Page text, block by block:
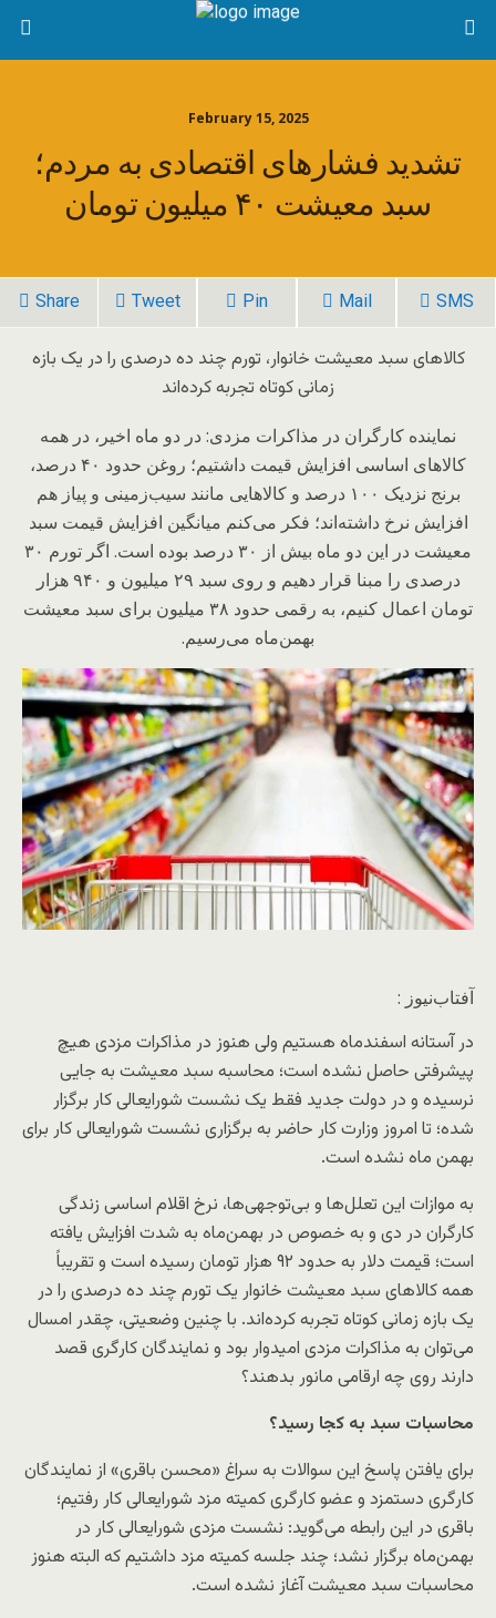
February 15, 2025
تشدید فشار‌های اقتصادی به مردم؛
سبد معیشت ۴۰ میلیون تومان
Share Tweet Pin Mail SMS
کالا‌های سبد معیشت خانوار، تورم چند ده درصدی را در یک بازه
زمانی کوتاه تجربه کرده‌اند
نماینده کارگران در مذاکرات مزدی: در دو ماه اخیر، در همه
کالا‌های اساسی افزایش قیمت داشتیم؛ روغن حدود ۴۰ درصد،
برنج نزدیک ۱۰۰ درصد و کالا‌هایی مانند سیب‌زمینی و پیاز هم
افزایش نرخ داشته‌اند؛ فکر می‌کنم میانگین افزایش قیمت سبد
معیشت در این دو ماه بیش از ۳۰ درصد بوده است. اگر تورم ۳۰
درصدی را مبنا قرار دهیم و روی سبد ۲۹ میلیون و ۹۴۰ هزار
تومان اعمال کنیم، به رقمی حدود ۳۸ میلیون برای سبد معیشت
بهمن‌ماه می‌رسیم.
آفتاب‌‌نیوز :
در آستانه اسفندماه هستیم ولی هنوز در مذاکرات مزدی هیچ
پیشرفتی حاصل نشده است؛ محاسبه سبد معیشت به جایی
نرسیده و در دولت جدید فقط یک نشست شورایعالی کار برگزار
شده؛ تا امروز وزارت کار حاضر به برگزاری نشست شورایعالی کار برای
بهمن ماه نشده است.
به موازات این تعلل‌ها و بی‌توجهی‌ها، نرخ اقلام اساسی زندگی
کارگران در دی و به خصوص در بهمن‌ماه به شدت افزایش یافته
است؛ قیمت دلار به حدود ۹۲ هزار تومان رسیده است و تقریباً
همه کالا‌های سبد معیشت خانوار یک تورم چند ده درصدی را در
یک بازه زمانی کوتاه تجربه کرده‌اند. با چنین وضعیتی، چقدر امسال
می‌توان به مذاکرات مزدی امیدوار بود و نمایندگان کارگری قصد
دارند روی چه ارقامی مانور بدهند؟
محاسبات سبد به کجا رسید؟
برای یافتن پاسخ این سوالات به سراغ «محسن باقری» از نمایندگان
کارگری دستمزد و عضو کارگری کمیته مزد شورایعالی کار رفتیم؛
باقری در این رابطه می‌گوید: نشست مزدی شورایعالی کار در
بهمن‌ماه برگزار نشد؛ چند جلسه کمیته مزد داشتیم که البته هنوز
محاسبات سبد معیشت آغاز نشده است.